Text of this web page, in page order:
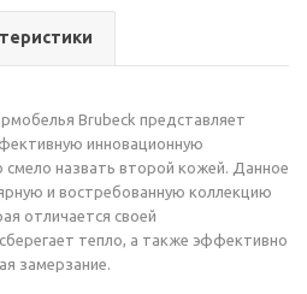
Brubeck представляет
инновационную
назвать второй кожей. Данное
и востребованную коллекцию
отличается своей
тепло, а также эффективно
замерзание.